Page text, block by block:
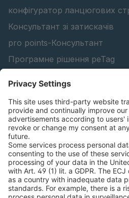
конфігуратор ланцюгових
Консультант зі затискачів
pro points-Консультант
Програмне рішення peTag
Конфігуратор ланцюгів
Знайти лісопродукцію
Каталоги
ЮРИДИЧНА ІНФОРМАЦІЯ
Сертифікати
Угода про оплату рахунків
Умови та положення